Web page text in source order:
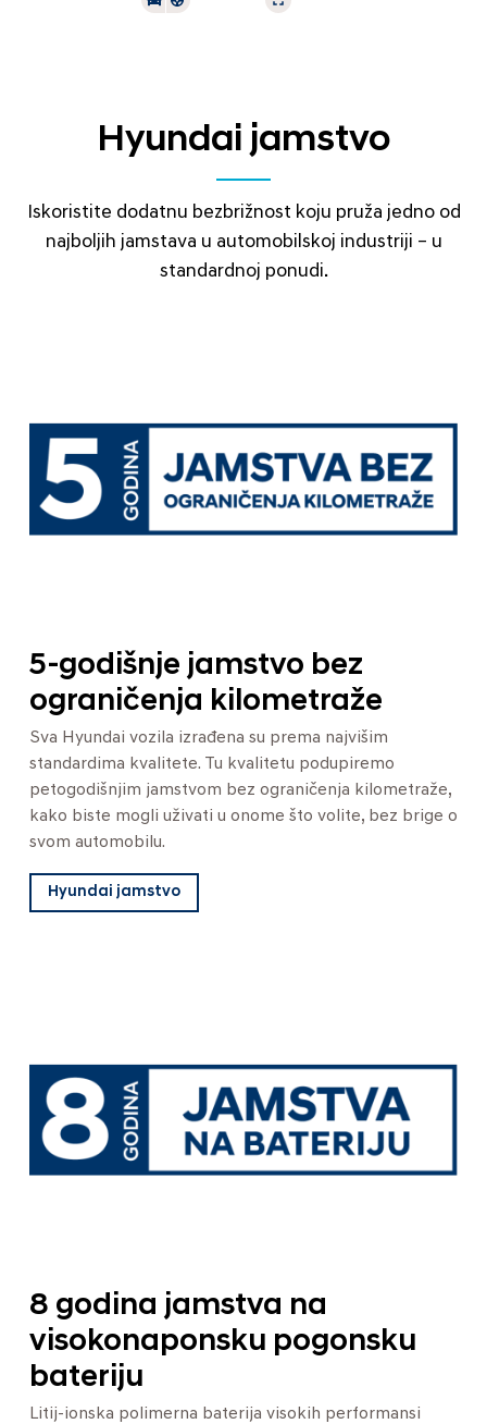
Hyundai jamstvo
Iskoristite dodatnu bezbrižnost koju pruža jedno od
najboljih jamstava u automobilskoj industriji – u
standardnoj ponudi.
5-godišnje jamstvo bez
ograničenja kilometraže
Sva Hyundai vozila izrađena su prema najvišim
standardima kvalitete. Tu kvalitetu podupiremo
petogodišnjim jamstvom bez ograničenja kilometraže,
kako biste mogli uživati u onome što volite, bez brige o
svom automobilu.
Hyundai jamstvo
8 godina jamstva na
visokonaponsku pogonsku
bateriju
Litij-ionska polimerna baterija visokih performansi